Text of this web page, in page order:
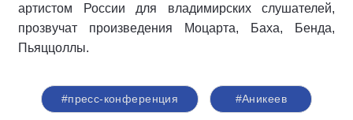
артистом России для владимирских слушателей,
прозвучат произведения Моцарта, Баха, Бенда,
Пьяццоллы.
#пресс-конференция #Аникеев